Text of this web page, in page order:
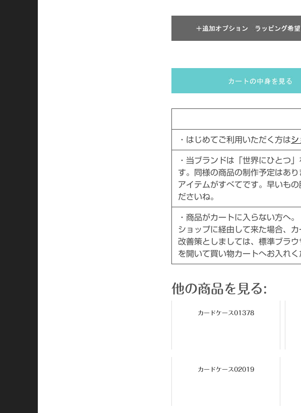
・はじめてご利用いただく方はシ
・当ブランドは「世界にひとつ
す。同様の商品の制作予定はあ
アイテムがすべてです。早いも
ださいね。
・商品がカートに入らない方
ショップに経由して来た場合、
改善策としましては、標準ブラ
を開いて買い物カートへお入れく
他の商品を見る:
カードケース01378
カードケース02019